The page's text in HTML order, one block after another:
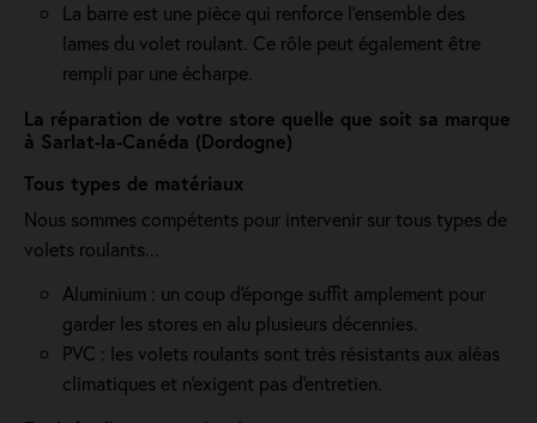
La barre est une pièce qui renforce l’ensemble des
lames du volet roulant. Ce rôle peut également être
rempli par une écharpe.
La réparation de votre store quelle que soit sa marque
à Sarlat-la-Canéda (Dordogne)
Tous types de matériaux
Nous sommes compétents pour intervenir sur tous types de
volets roulants...
Aluminium : un coup d'éponge suffit amplement pour
garder les stores en alu plusieurs décennies.
PVC : les volets roulants sont très résistants aux aléas
climatiques et n'exigent pas d'entretien.